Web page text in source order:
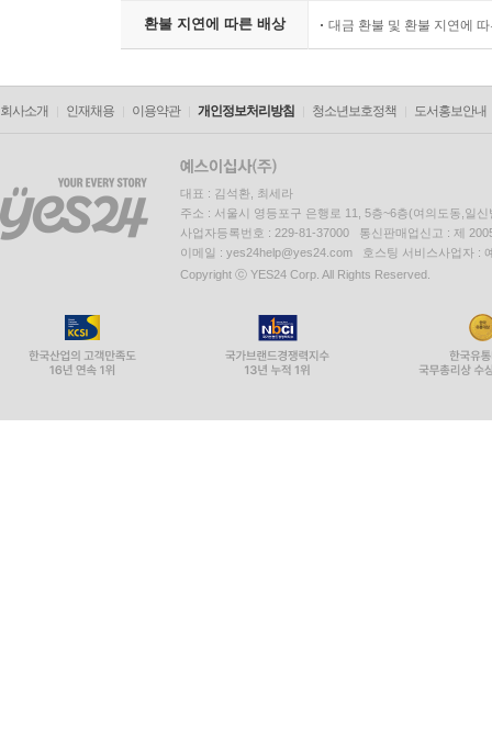
환불 지연에 따른 배상 대금 환불 및 환불 지연에
회사소개 인재채용 이용약관 개인정보처리방침 청소년보호정책 도서홍보안내
대표 : 김석환, 최세라
주소 : 서울시 영등포구 은행로 11, 5층~6층(여의도동,일신
사업자등록번호 : 229-81-37000 통신판매업신고 : 제
이메일 : yes24help@yes24.com 호스팅 서비스사업자 :
Copyright ⓒ YES24 Corp. All Rights Reserved.